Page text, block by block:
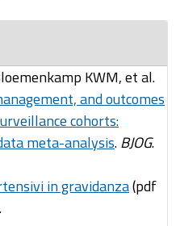
KWM, et al.
and outcomes
cohorts:
meta-analysis.BJOG.
in gravidanza(pdf